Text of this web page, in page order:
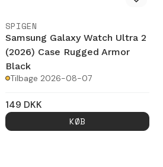
SPIGEN
Samsung Galaxy Watch Ultra 2
(2026) Case Rugged Armor
Black
Tilbage 2026-08-07
149 DKK
KØB